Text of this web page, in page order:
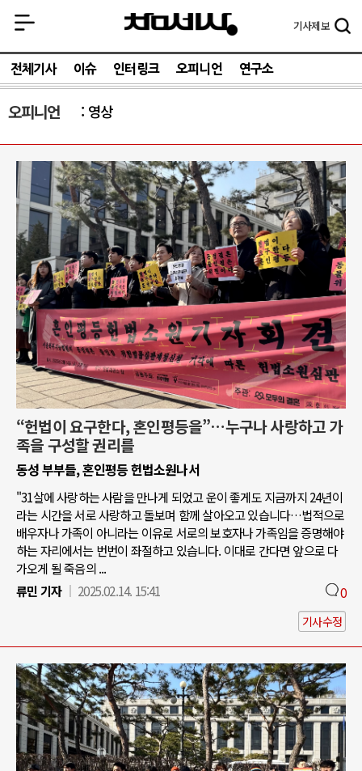
기사제보
전체기사 이슈 인터링크 오피니언 연구소
오피니언 영상
“헌법이 요구한다, 혼인평등을”…누구나 사랑하고 가
족을 구성할 권리를
동성 부부들, 혼인평등 헌법소원나서
"31살에 사랑하는 사람을 만나게 되었고 운이 좋게도 지금까지 24년이
라는 시간을 서로 사랑하고 돌보며 함께 살아오고 있습니다…법적으로
배우자나 가족이 아니라는 이유로 서로의 보호자나 가족임을 증명해야
하는 자리에서는 번번이 좌절하고 있습니다. 이대로 간다면 앞으로 다
가오게 될 죽음의 ...
류민 기자
2025.02.14. 15:41 0
기사수정